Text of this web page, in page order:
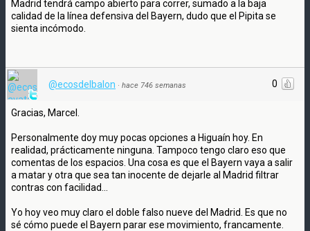
Madrid tendrá campo abierto para correr, sumado a la baja
calidad de la línea defensiva del Bayern, dudo que el Pipita se
sienta incómodo.
0
@ecosdelbalon · hace 746 semanas
Gracias, Marcel.
Personalmente doy muy pocas opciones a Higuaín hoy. En
realidad, prácticamente ninguna. Tampoco tengo claro eso que
comentas de los espacios. Una cosa es que el Bayern vaya a salir
a matar y otra que sea tan inocente de dejarle al Madrid filtrar
contras con facilidad...
Yo hoy veo muy claro el doble falso nueve del Madrid. Es que no
sé cómo puede el Bayern parar ese movimiento, francamente.